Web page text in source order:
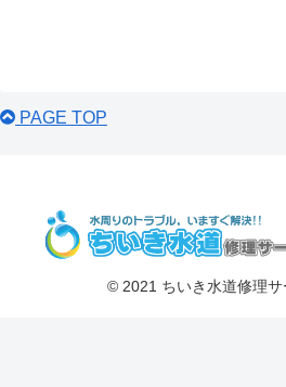
PAGE TOP
© 2021 ちいき水道修理サ